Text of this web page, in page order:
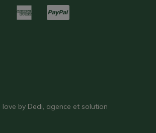
love by Dedi, agence et solution